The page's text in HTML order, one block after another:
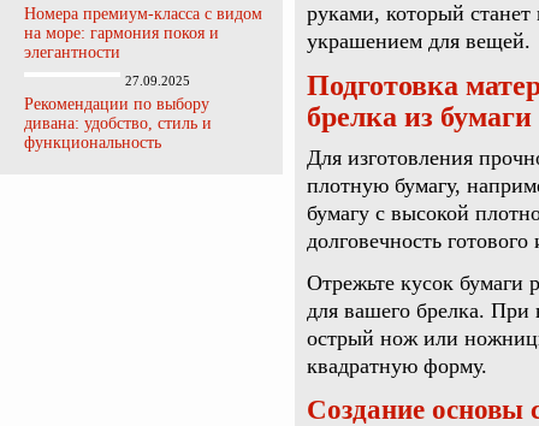
Номера премиум-класса с видом
на море: гармония покоя и
элегантности
27.09.2025
Рекомендации по выбору
дивана: удобство, стиль и
функциональность
руками, который
украшением для вещей.
Подготовка
брелка из бумаги
Для изготовления
плотную бумагу,
бумагу с высокой
долговечность готового
Отрежьте кусок бумаги
для вашего брелка. При
острый нож или
квадратную форму.
Создание